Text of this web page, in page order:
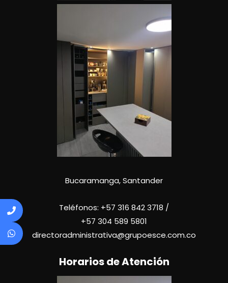
Bucaramanga, Santander
Teléfonos: +57 316 842 3718 /
+57 304 589 5801
directoradministrativa@grupoesce.com.co
Horarios de Atención